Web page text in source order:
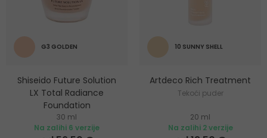
G3 GOLDEN
Shiseido Future Solution
LX Total Radiance
Foundation
Posvjetljujući puder
30 ml
Na zalihi 6 verzije
10 SUNNY SHELL
Artdeco Rich Treatment
Tekoći puder
20 ml
Na zalihi 2 verzije